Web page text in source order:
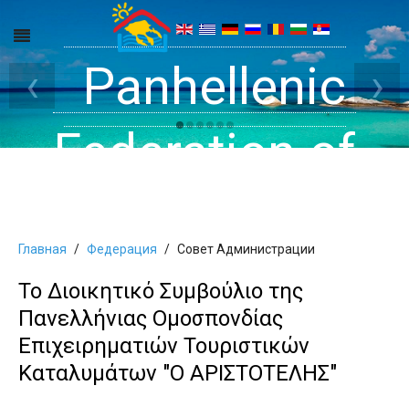
Panhellenic
Federation of
and Apartments
in Halkidiki
Halkidiki -
Rooms, Studios,
Get inside your
Dreams
›
‹
Главная Федерация Cовет Aдминистрации
Το Διοικητικό Συμβούλιο της
Πανελλήνιας Ομοσπονδίας
Επιχειρηματιών Τουριστικών
Καταλυμάτων "Ο ΑΡΙΣΤΟΤΕΛΗΣ"